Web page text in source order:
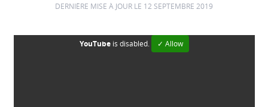
DERNIÈRE MISE À JOUR LE 12 SEPTEMBRE 2019
YouTubeis disabled. ✓ Allow